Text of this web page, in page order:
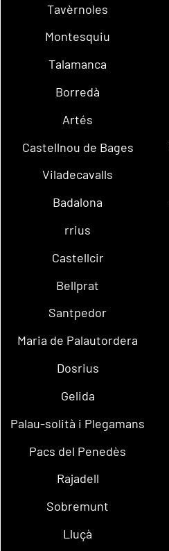
Tavèrnoles
Montesquiu
Talamanca
Borredà
Artés
Castellnou de Bages
Viladecavalls
Badalona
rrius
Castellcir
Bellprat
Santpedor
Maria de Palautordera
Dosrius
Gelida
Palau-solità i Plegamans
Pacs del Penedès
Rajadell
Sobremunt
Lluçà